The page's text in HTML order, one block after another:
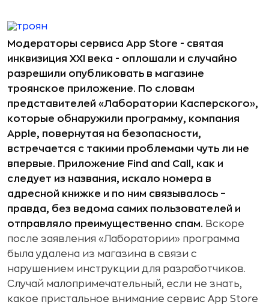
Модераторы сервиса App Store - святая
инквизиция XXI века - оплошали и случайно
разрешили опубликовать в магазине
троянское приложение. По словам
представителей «Лаборатории Касперского»,
которые обнаружили программу, компания
Apple, повернутая на безопасности,
встречается с такими проблемами чуть ли не
впервые. Приложение Find and Call, как и
следует из названия, искало номера в
адресной книжке и по ним связывалось –
правда, без ведома самих пользователей и
отправляло преимущественно спам. Вскоре
после заявления «Лаборатории» программа
была удалена из магазина в связи с
нарушением инструкции для разработчиков.
Случай малопримечательный, если не знать,
какое пристальное внимание сервис App Store